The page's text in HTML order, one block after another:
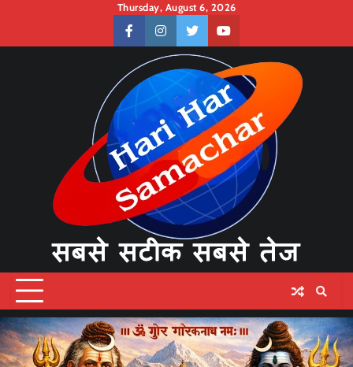
content
Thursday, August 6, 2026
facebookinstagramtwitteryoutube